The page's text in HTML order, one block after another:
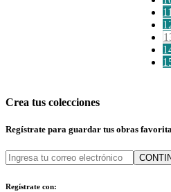
11
Crea tus colecciones
Regístrate para guardar tus obras
Regístrate con: